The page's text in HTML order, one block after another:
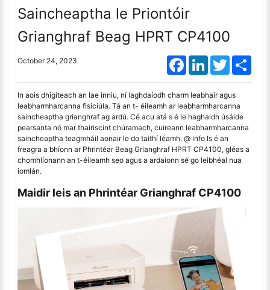
Saincheaptha le Priontóir
Grianghraf Beag HPRT CP4100
October 24, 2023 FacebookLinkedInTwitter
In aois dhigiteach an lae inniu, ní laghdaíodh charm leabhair agus
leabharmharcanna fisiciúla. Tá an t- éileamh ar leabharmharcanna
saincheaptha grianghraf ag ardú. Cé acu atá s é le haghaidh úsáide
pearsanta nó mar thairiscint chúramach, cuireann leabharmharcanna
saincheaptha teagmháil aonair le do taithí léamh. @ info Is é an
freagra a bhíonn ar Phrintéar Beag Grianghraf HPRT CP4100, gléas a
chomhlíonann an t-éileamh seo agus a ardaíonn sé go leibhéal nua
iomlán.
Maidir leis an Phrintéar Grianghraf CP4100